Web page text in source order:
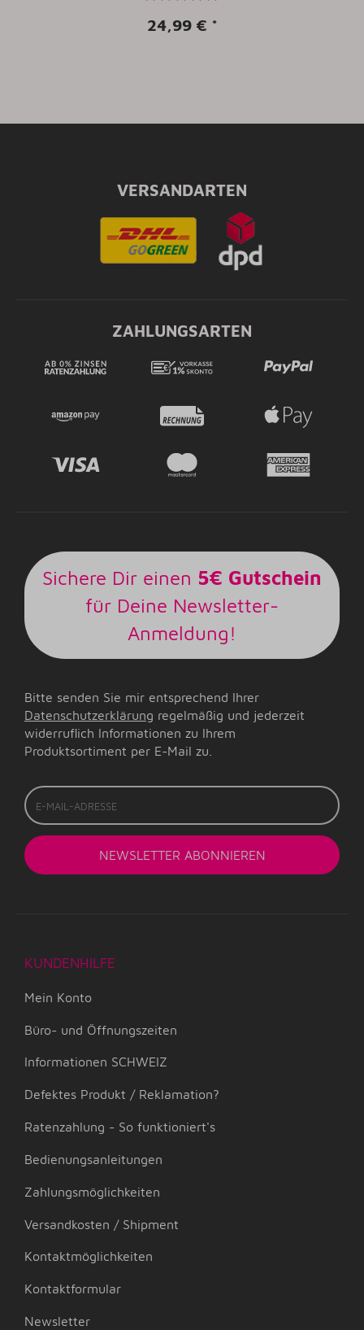
24,99 € *
VERSANDARTEN
ZAHLUNGSARTEN
Sichere Dir einen 5€ Gutschein
für Deine Newsletter-
Anmeldung!
Bitte senden Sie mir entsprechend Ihrer
Datenschutzerklärung regelmäßig und jederzeit
widerruflich Informationen zu Ihrem
Produktsortiment per E-Mail zu.
E-
Mail-
Adresse
NEWSLETTER ABONNIEREN
KUNDENHILFE
Mein Konto
Büro- und Öffnungszeiten
Informationen SCHWEIZ
Defektes Produkt / Reklamation?
Ratenzahlung - So funktioniert's
Bedienungsanleitungen
Zahlungsmöglichkeiten
Versandkosten / Shipment
Kontaktmöglichkeiten
Kontaktformular
Newsletter